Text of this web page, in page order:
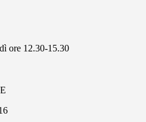
ore 12.30-15.30